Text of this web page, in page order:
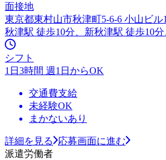
面接地
東京都東村山市秋津町5-6-6 小山ビル
秋津駅 徒歩10分、新秋津駅 徒歩10
シフト
1日3時間 週1日からOK
交通費支給
未経験OK
まかないあり
詳細を見る
応募画面に進む
派遣労働者